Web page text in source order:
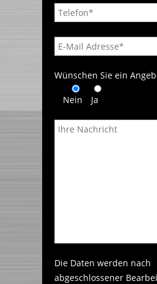
Wünschen Sie ein
Nein Ja
Die Daten werden nach
abgeschlossener